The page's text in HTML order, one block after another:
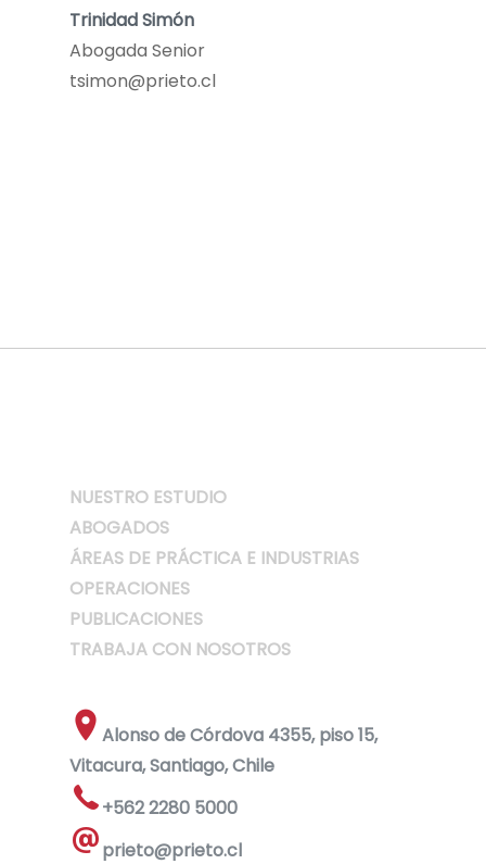
Trinidad Simón
Abogada Senior
tsimon@prieto.cl
NUESTRO ESTUDIO
ABOGADOS
ÁREAS DE PRÁCTICA E INDUSTRIAS
OPERACIONES
PUBLICACIONES
TRABAJA CON NOSOTROS
Alonso de Córdova 4355, piso 15,
Vitacura, Santiago, Chile
+562 2280 5000
prieto@prieto.cl